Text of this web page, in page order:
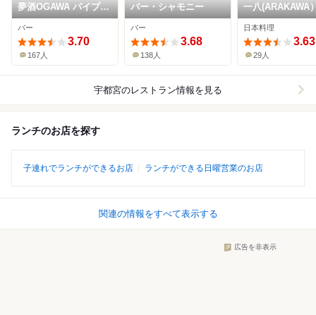
夢酒OGAWA パイプの
けむり
バー
3.70
167人
バー・シャモニー
バー
3.68
138人
一八(ARAKAWA
日本料理
3.63
29人
宇都宮のレストラン情報を見る
ランチのお店を探す
子連れでランチができるお店 ランチができる日曜営業のお店
関連の情報をすべて表示する
広告を非表示